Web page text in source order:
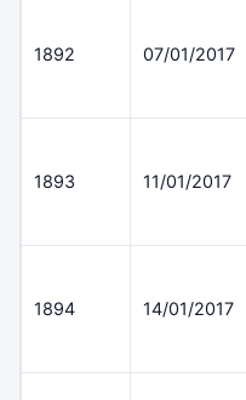
1892 07/01/2017
1893 11/01/2017
1894 14/01/2017